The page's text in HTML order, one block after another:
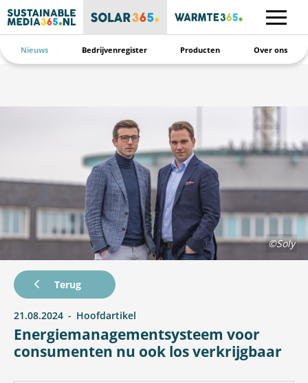
Nieuws Bedrijvenregister Producten Over ons
Energiemanagementsysteem voor
consumenten nu ook los verkrijgbaar
Terug
21.08.2024 Hoofdartikel
©Soly